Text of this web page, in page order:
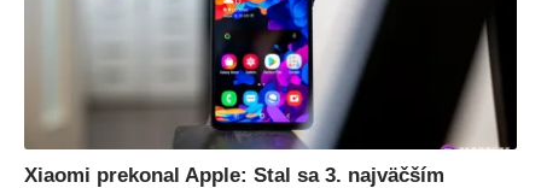
Xiaomi prekonal Apple: Stal sa 3. najväčším